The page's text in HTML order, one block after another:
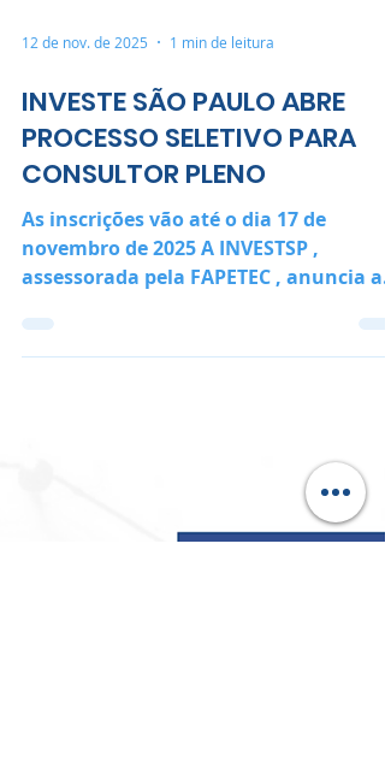
12 de nov. de 2025 1 min de leitura
INVESTE SÃO PAULO ABRE
PROCESSO SELETIVO PARA
CONSULTOR PLENO
As inscrições vão até o dia 17 de
assessorada pela FAPETEC , anuncia a
abertura das inscrições para Processo
plano de saúde, vale-refeição e seguro
de vida. A vaga disponível requer
graduação em Direito, inscrição ativa